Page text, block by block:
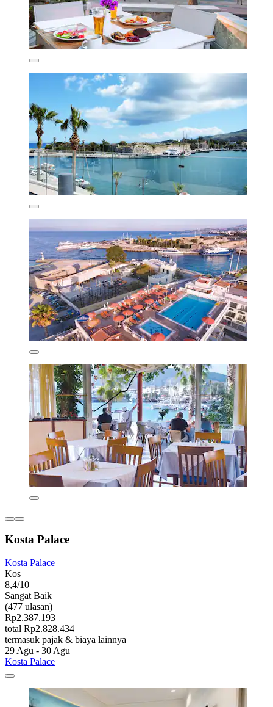
Kosta Palace
Kosta Palace
Kos
8,4/10
Sangat Baik
(477 ulasan)
Rp2.387.193
total Rp2.828.434
termasuk pajak & biaya lainnya
29 Agu - 30 Agu
Kosta Palace